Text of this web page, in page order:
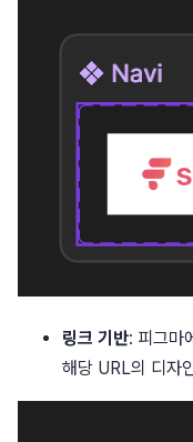
링크 기반: 피그마
해당 URL의 디자